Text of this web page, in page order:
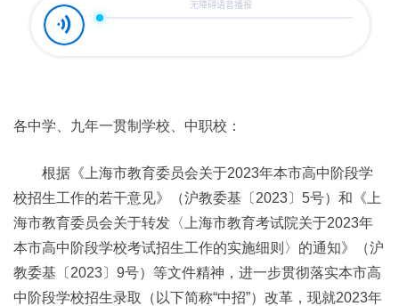
各中学、九年一贯制学校、中职校：
根据《上海市教育委员会关于2023年本市高中阶段学
校招生工作的若干意见》（沪教委基〔2023〕5号）和《上
海市教育委员会关于转发〈上海市教育考试院关于2023年
本市高中阶段学校考试招生工作的实施细则〉的通知》（沪
教委基〔2023〕9号）等文件精神，进一步贯彻落实本市高
中阶段学校招生录取（以下简称“中招”）改革，现就2023年